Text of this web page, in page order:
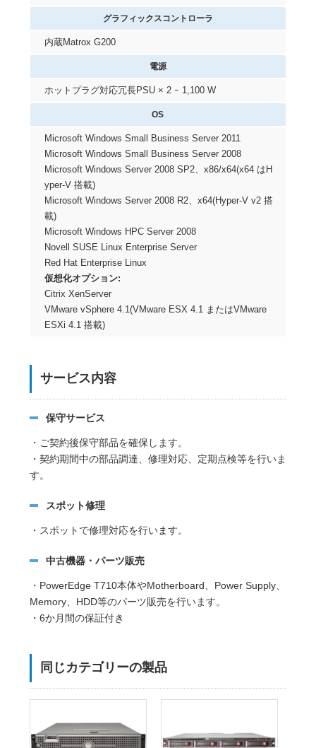
グラフィックスコントローラ
内蔵Matrox G200
電源
ホットプラグ対応冗長PSU × 2 ｰ 1,100 W
OS
Microsoft Windows Small Business Server 2011
Microsoft Windows Small Business Server 2008
Microsoft Windows Server 2008 SP2、x86/x64(x64 はH
yper-V 搭載)
Microsoft Windows Server 2008 R2、x64(Hyper-V v2 搭
載)
Microsoft Windows HPC Server 2008
Novell SUSE Linux Enterprise Server
Red Hat Enterprise Linux
仮想化オプション:
Citrix XenServer
VMware vSphere 4.1(VMware ESX 4.1 またはVMware
ESXi 4.1 搭載)
サービス内容
保守サービス
・ご契約後保守部品を確保します。
・契約期間中の部品調達、修理対応、定期点検等を行いま
す。
スポット修理
・スポットで修理対応を行います。
中古機器・パーツ販売
・PowerEdge T710本体やMotherboard、Power Supply、
Memory、HDD等のパーツ販売を行います。
・6か月間の保証付き
同じカテゴリーの製品